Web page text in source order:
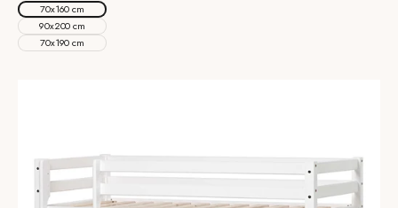
70x160 cm
90x200 cm
70x190 cm